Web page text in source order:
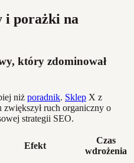
i porażki na
który zdominował
niż poradnik. Sklep X z
ruch organiczny o
strategii SEO.
Efekt
Czas
wdrożenia